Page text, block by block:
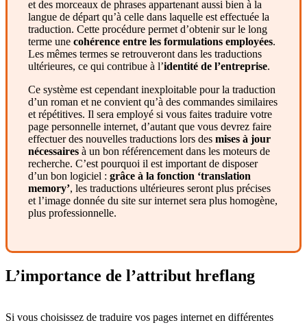
et des morceaux de phrases appartenant aussi bien à la
langue de départ qu’à celle dans laquelle est effectuée la
traduction. Cette procédure permet d’obtenir sur le long
terme une cohérence entre les formulations employées.
Les mêmes termes se retrouveront dans les traductions
ultérieures, ce qui contribue à l’identité de l’entreprise.
Ce système est cependant inexploitable pour la traduction
d’un roman et ne convient qu’à des commandes similaires
et répétitives. Il sera employé si vous faites traduire votre
page personnelle internet, d’autant que vous devrez faire
effectuer des nouvelles traductions lors des mises à jour
nécessaires à un bon référencement dans les moteurs de
recherche. C’est pourquoi il est important de disposer
d’un bon logiciel : grâce à la fonction ‘translation
memory’, les traductions ultérieures seront plus précises
et l’image donnée du site sur internet sera plus homogène,
plus professionnelle.
L’importance de l’attribut hreflang
Si vous choisissez de traduire vos pages internet en différentes